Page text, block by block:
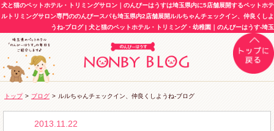
犬と猫のペットホテル・トリミングサロン｜のんびーはうすは埼玉県内に5店舗展開するペットホテ
ルトリミングサロン専門ののんびースパも埼玉県内2店舗展開ルルちゃんチェックイン、仲良くしよ
うね-ブログ | 犬と猫のペットホテル・トリミング・幼稚園｜のんびーはうす-埼玉
トップ > ブログ > ルルちゃんチェックイン、仲良くしようね-ブログ
2013.11.22